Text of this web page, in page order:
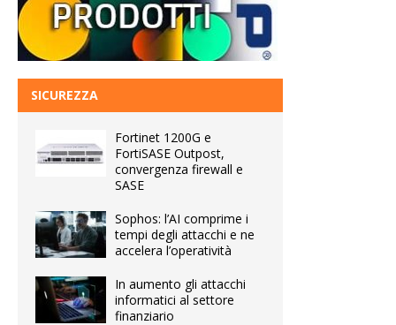
SICUREZZA
Fortinet 1200G e
FortiSASE Outpost,
convergenza firewall e
SASE
Sophos: l’AI comprime i
tempi degli attacchi e ne
accelera l’operatività
In aumento gli attacchi
informatici al settore
finanziario